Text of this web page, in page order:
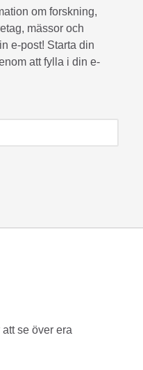
om forskning,
mässor och
e-post! Starta din
att fylla i din e-
se över era